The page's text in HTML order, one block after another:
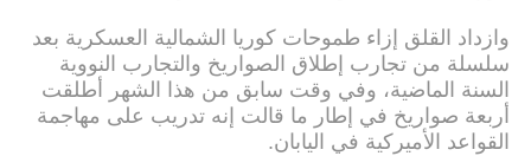
وازداد القلق إزاء طموحات كوريا الشمالية العسكرية بعد
سلسلة من تجارب إطلاق الصواريخ والتجارب النووية
السنة الماضية، وفي وقت سابق من هذا الشهر أطلقت
أربعة صواريخ في إطار ما قالت إنه تدريب على مهاجمة
القواعد الأميركية في اليابان.